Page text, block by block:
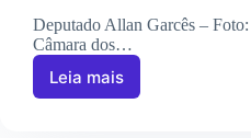
Deputado Allan Garcês –
Câmara dos…
Leia mais